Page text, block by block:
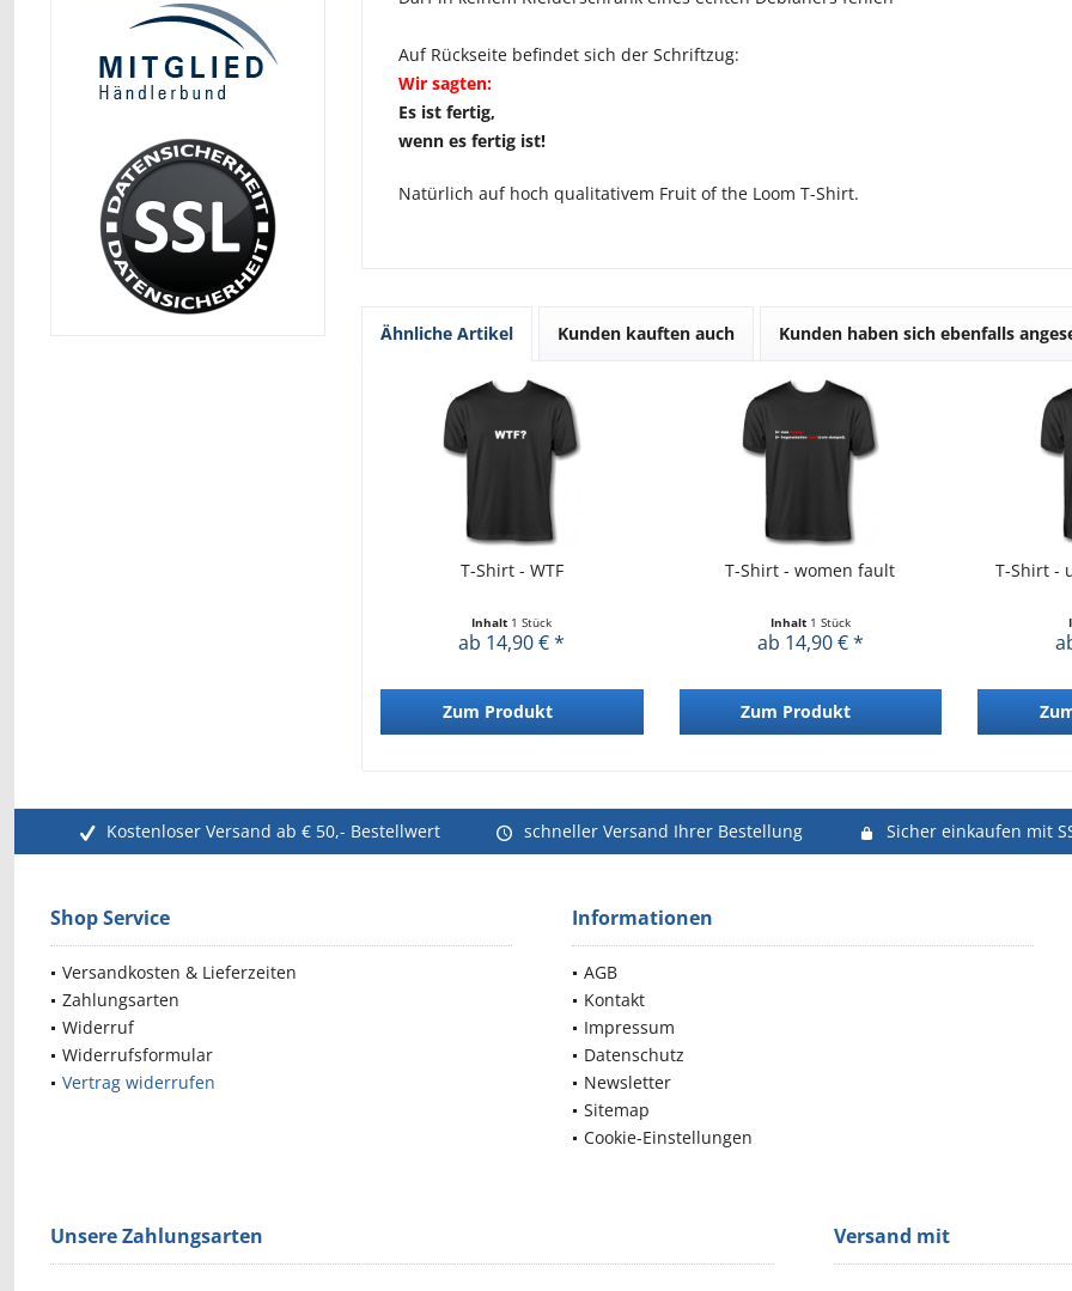
Auf Rückseite befindet sich der Schriftzug:
Wir sagten:
Es ist fertig,
wenn es fertig ist!
Natürlich auf hoch qualitativem Fruit of the Loom T-Shirt.
Ähnliche Artikel Kunden kauften auch Kunden haben sich ebenfalls
T-Shirt - WTF
Inhalt 1 Stück
ab 14,90 € *
Zum Produkt
T-Shirt - women fault
Inhalt 1 Stück
ab 14,90 € *
Zum Produkt
T-Shirt -
Kostenloser Versand ab € 50,- Bestellwert schneller Versand Ihrer Bestellung Sicher einkaufen mit
Shop Service
Versandkosten & Lieferzeiten
Zahlungsarten
Widerruf
Widerrufsformular
Vertrag widerrufen
Informationen
AGB
Kontakt
Impressum
Datenschutz
Newsletter
Sitemap
Cookie-Einstellungen
Unsere Zahlungsarten Versand mit